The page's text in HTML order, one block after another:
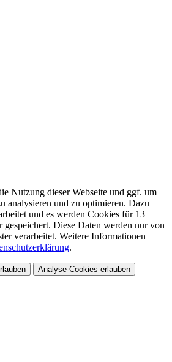
Nutzung dieser Webseite und ggf. um
analysieren und zu optimieren. Dazu
und es werden Cookies für 13
Diese Daten werden nur von
verarbeitet. Weitere Informationen
.
Analyse-Cookies erlauben